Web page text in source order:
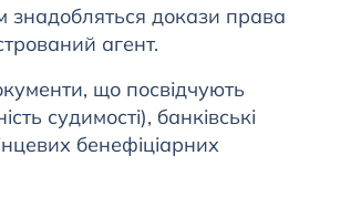
знадобляться докази права
агент.
що посвідчують
судимості), банківські
бенефіціарних